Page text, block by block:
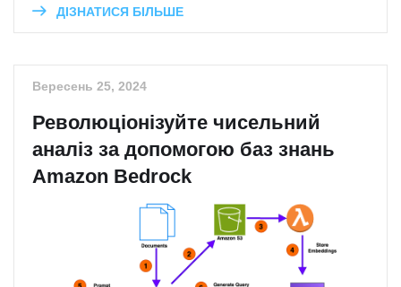
ДІЗНАТИСЯ БІЛЬШЕ
Вересень 25, 2024
Революціонізуйте чисельний
аналіз за допомогою баз знань
Amazon Bedrock